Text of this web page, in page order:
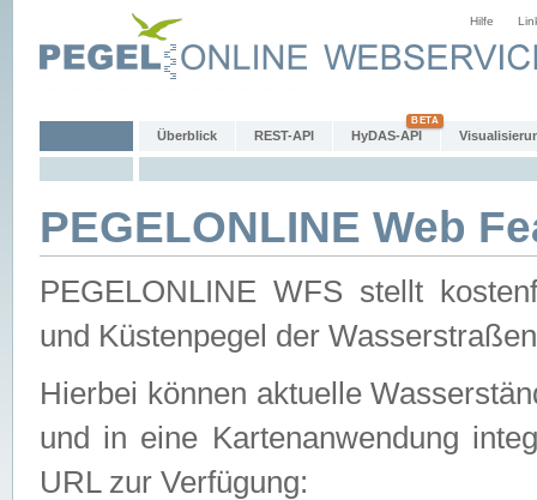
Hilfe
Überblick REST-API HyDAS-API
PEGELONLINE Web
PEGELONLINE WFS stellt
und Küstenpegel der
Hierbei können aktuelle
und in eine Kartenanwendung
URL zur Verfügung: